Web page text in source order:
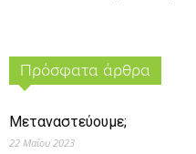
Πρόσφατα άρθρα
Μεταναστεύουμε;
22 Μαΐου 2023